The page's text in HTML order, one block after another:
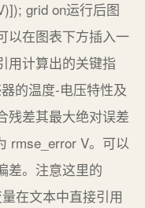
grid on运行后图
以在图表下方插入一
用计算出的关键指
的温度-电压特性及
残差其最大绝对误差
rmse_error V。可以
差。注意这里的
在文本中直接引用